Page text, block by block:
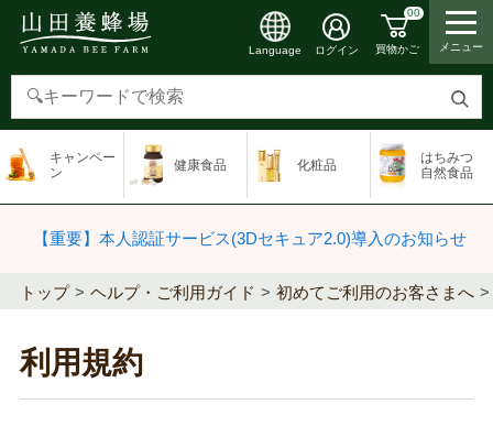
検
す
Language ログイン
00
買物かご メニュー
キャンペー
ン
健康食品 化粧品
はちみつ
自然食品
【重要】本人認証サービス(3Dセキュア2.0)導入のお知らせ
トップ ヘルプ・ご利用ガイド 初めてご利用のお客さまへ
利用規約